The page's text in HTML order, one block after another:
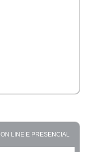
ON LINE E PRESENCIAL